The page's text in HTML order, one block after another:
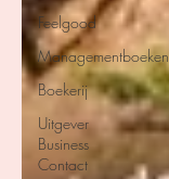
Feelgood
Managementboeken
Boekerij
Uitgever
Business
Contact